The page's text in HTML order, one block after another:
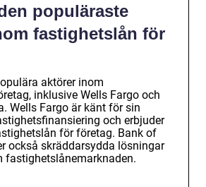
populäraste
fastighetslån för
aktörer inom
inklusive Wells Fargo och
Wells Fargo är känt för sin
och erbjuder
för företag. Bank of
också skräddarsydda lösningar
fastighetslånemarknaden.